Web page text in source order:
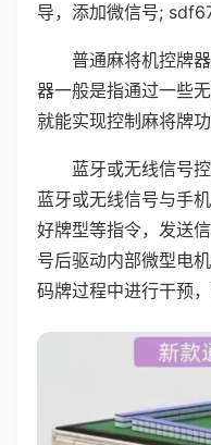
导，添加微信号;
普通麻将机控牌
器一般是指通过一些
就能实现控制麻将牌
蓝牙或无线信号
蓝牙或无线信号与手
好牌型等指令，发送
号后驱动内部微型电
码牌过程中进行干预，